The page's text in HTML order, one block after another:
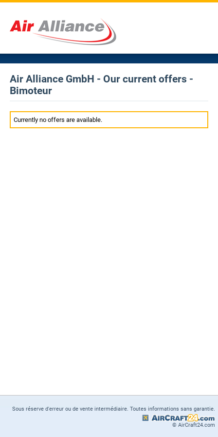
Air Alliance GmbH - Our current offers -
Bimoteur
Currently no offers are available.
Sous réserve d'erreur ou de vente intermédiaire. Toutes informations sans garantie.
© AirCraft24.com